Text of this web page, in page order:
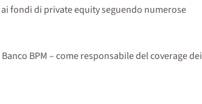
fondi di private equity seguendo numerose
BPM – come responsabile del coverage dei